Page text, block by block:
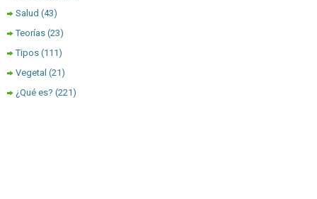
Salud (43)
Teorías (23)
Tipos (111)
Vegetal (21)
¿Qué es? (221)